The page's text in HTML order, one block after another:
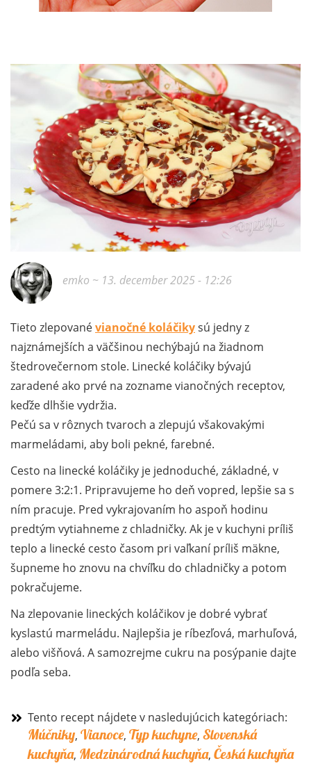
emko ~ 13. december 2025 - 12:26
Tieto zlepovanévianočné koláčikysú jedny z
najznámejších a väčšinou nechýbajú na žiadnom
štedrovečernom stole. Linecké koláčiky bývajú
zaradené ako prvé na zozname vianočných receptov,
keďže dlhšie vydržia.
Pečú sa v rôznych tvaroch a zlepujú všakovakými
marmeládami, aby boli pekné, farebné.
Cesto na linecké koláčiky je jednoduché, základné, v
pomere 3:2:1. Pripravujeme ho deň vopred, lepšie sa s
ním pracuje. Pred vykrajovaním ho aspoň hodinu
predtým vytiahneme z chladničky. Ak je v kuchyni príliš
teplo a linecké cesto časom pri vaľkaní príliš mäkne,
šupneme ho znovu na chvíľku do chladničky a potom
pokračujeme.
Na zlepovanie lineckých koláčikov je dobré vybrať
kyslastú marmeládu. Najlepšia je ríbezľová, marhuľová,
alebo višňová. A samozrejme cukru na posýpanie dajte
podľa seba.
Tento recept nájdete v nasledujúcich kategóriach:
Múčniky, Vianoce, Typ kuchyne, Slovenská
kuchyňa, Medzinárodná kuchyňa, Česká kuchyňa